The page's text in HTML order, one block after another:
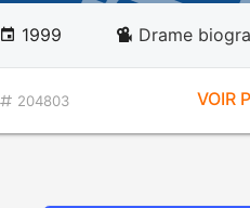
1999 Drame
204803 VOIR